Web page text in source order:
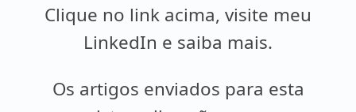
Clique no link acima, visite meu
LinkedIn e saiba mais.
Os artigos enviados para esta